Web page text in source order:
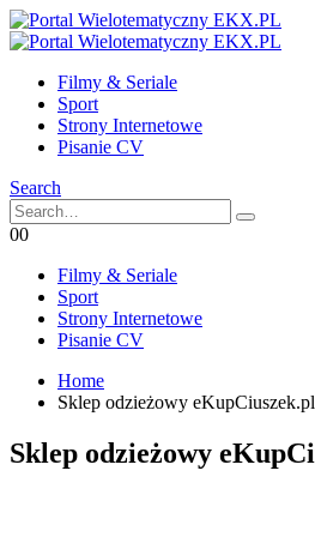
Filmy & Seriale
Sport
Strony Internetowe
Pisanie CV
Search
00
Filmy & Seriale
Sport
Strony Internetowe
Pisanie CV
Home
Sklep odzieżowy eKupCiuszek.pl
Sklep odzieżowy